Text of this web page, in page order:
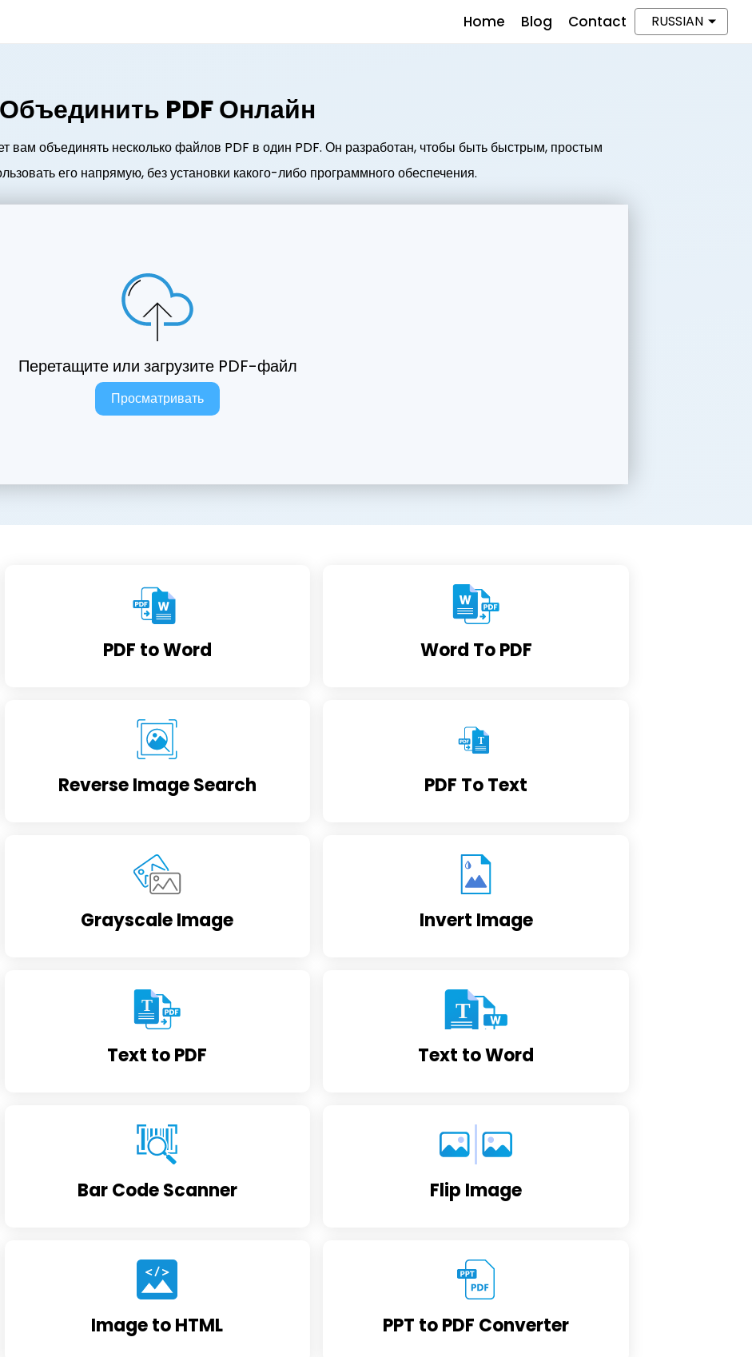
Home Blog Contact RUSSIAN
Объединить PDF Онлайн
вам объединять несколько файлов PDF в один PDF. Он разработан, чтобы быть быстрым, простым
его напрямую, без установки какого-либо программного обеспечения.
Перетащите или загрузите PDF-файл
Просматривать
PDF to Word Word To PDF
Reverse Image Search PDF To Text
Grayscale Image Invert Image
Text to PDF Text to Word
Bar Code Scanner Flip Image
Image to HTML PPT to PDF Converter